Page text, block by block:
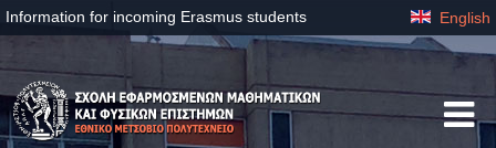
Information for incoming Erasmus students English